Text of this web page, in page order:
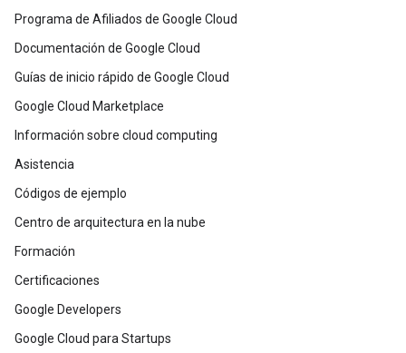
Programa de Afiliados de Google Cloud
Documentación de Google Cloud
Guías de inicio rápido de Google Cloud
Google Cloud Marketplace
Información sobre cloud computing
Asistencia
Códigos de ejemplo
Centro de arquitectura en la nube
Formación
Certificaciones
Google Developers
Google Cloud para Startups